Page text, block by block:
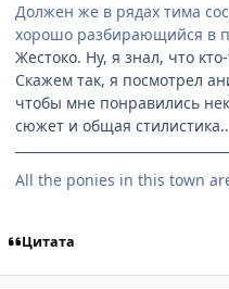
Должен же в рядах тима
хорошо разбирающийся в
Жестоко. Ну, я знал, что
Скажем так, я посмотрел
чтобы мне понравились
сюжет и общая
All the ponies in this town are
Цитата